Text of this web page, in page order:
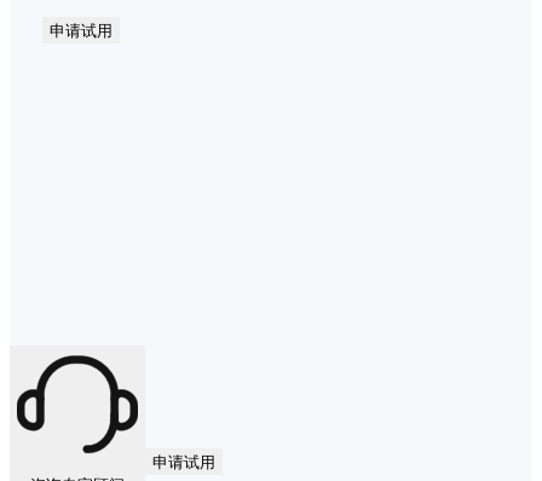
申请试用
申请试用